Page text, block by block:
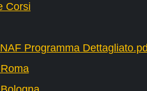
Corsi
Programma